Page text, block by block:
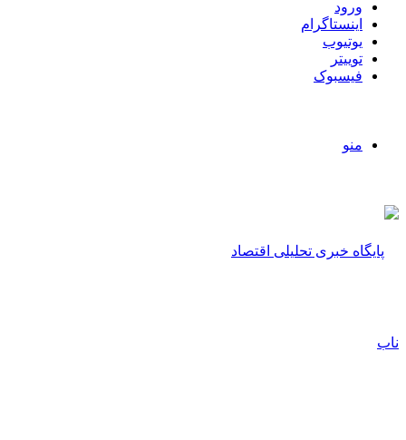
ورود
اینستاگرام
یوتیوب
توییتر
فیسبوک
منو